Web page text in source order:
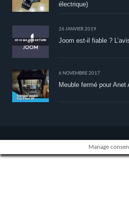
électrique)
26 JANVIER 2019
Joom est-il fiable ?
6 NOVEMBRE 2017
Meuble fermé pour Anet
Manage